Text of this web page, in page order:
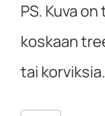
PS. Kuva
koskaan
tai korviksia.